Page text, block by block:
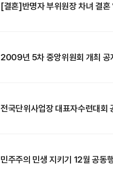
[결혼]반명자 부위원장 차녀 결혼
2009년 5차 중앙위원회 개최 공
전국단위사업장 대표자수련대회
민주주의 민생 지키기 12월 공동